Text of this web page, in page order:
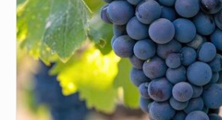
der
besonderen
Art!